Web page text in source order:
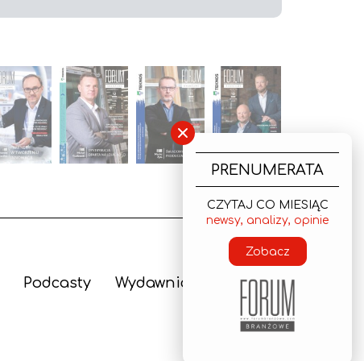
Podcasty Wydawnictwo
×
PRENUMERATA
CZYTAJ CO MIESIĄC
newsy, analizy, opinie
Zobacz